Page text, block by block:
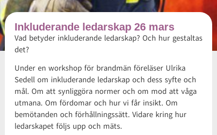
Inkluderande ledarskap 26 mars
Vad betyder inkluderande ledarskap? Och hur gestaltas
det?
Under en workshop för brandmän föreläser Ulrika
Sedell om inkluderande ledarskap och dess syfte och
mål. Om att synliggöra normer och om mod att våga
utmana. Om fördomar och hur vi får insikt. Om
bemötanden och förhållningssätt. Vidare kring hur
ledarskapet följs upp och mäts.